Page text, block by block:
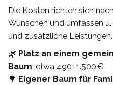
Die Kosten richten sich
Wünschen und umfassen
und zusätzliche
🌿 Platz an einem
Baum: etwa 490–1.500 €
🌳 Eigener Baum für